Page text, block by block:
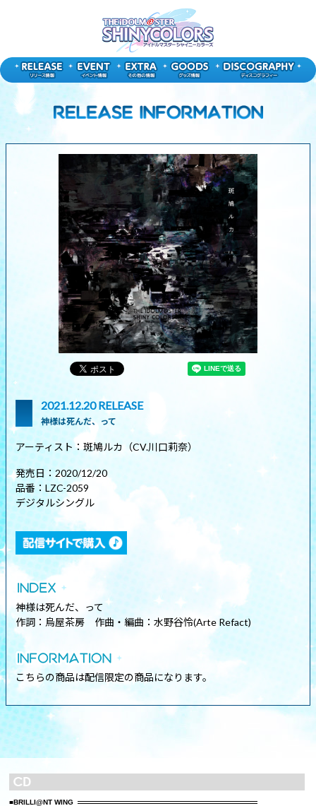
2021.12.20 RELEASE
神様は死んだ、って
アーティスト：斑鳩ルカ（CV.川口莉奈）
発売日：2020/12/20
品番：LZC-2059
デジタルシングル
神様は死んだ、って
作詞：烏屋茶房 作曲・編曲：水野谷怜(Arte Refact)
こちらの商品は配信限定の商品になります。
■BRILLI@NT WING